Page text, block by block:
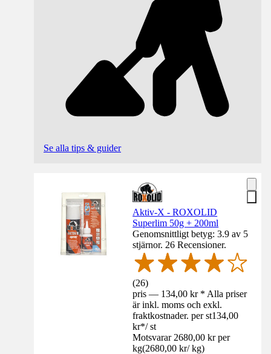
Se alla tips & guider
Aktiv-X - ROXOLID
Superlim 50g + 200ml
Genomsnittligt betyg: 3.9 av 5
stjärnor. 26 Recensioner.
(26)
pris — 134,00 kr * Alla priser
är inkl. moms och exkl.
fraktkostnader. per st134,00
kr*/ st
Motsvarar 2680,00 kr per
kg(2680,00 kr/ kg)